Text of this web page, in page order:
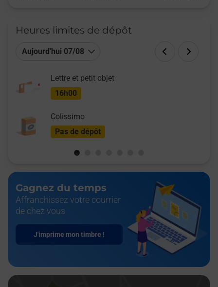
Heures limites de dépôt
Aujourd'hui 07/08
Lettre et petit objet
16h00
Colissimo
Pas de dépôt
Gagnez du temps
Affranchissez votre courrier
de chez vous
J'imprime mon timbre !